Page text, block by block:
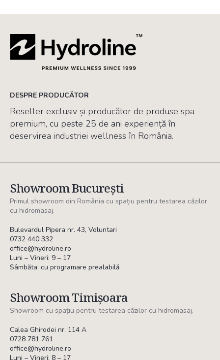
DESPRE PRODUCĂTOR
Reseller exclusiv și producător de produse spa
premium, cu peste 25 de ani experiență în
deservirea industriei wellness în România.
Showroom București
Primul showroom din România cu spațiu pentru testarea căzilor
cu hidromasaj.
Bulevardul Pipera nr. 43, Voluntari
0732 440 332
office@hydroline.ro
Luni – Vineri: 9 – 17
Sâmbăta: cu programare prealabilă
Showroom Timișoara
Showroom cu spațiu pentru testarea căzilor cu hidromasaj.
Calea Ghirodei nr. 114 A
0728 781 761
office@hydroline.ro
Luni – Vineri: 8 – 17